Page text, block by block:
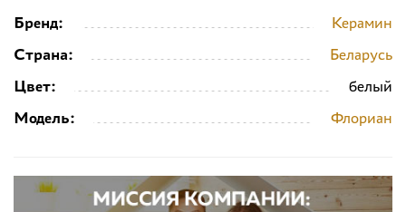
Бренд:
Керамин
Страна:
Беларусь
Цвет:
белый
Модель:
Флориан